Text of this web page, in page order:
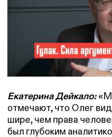
Екатерина Дейкало:
отмечают, что Олег
шире, чем права
был глубоким